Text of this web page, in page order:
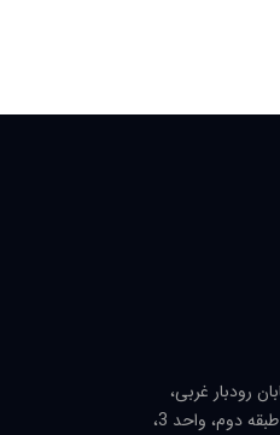
رودبار غربی،
خیابان باغیانی، پلاک 3، طبقه دوم، واحد 3،